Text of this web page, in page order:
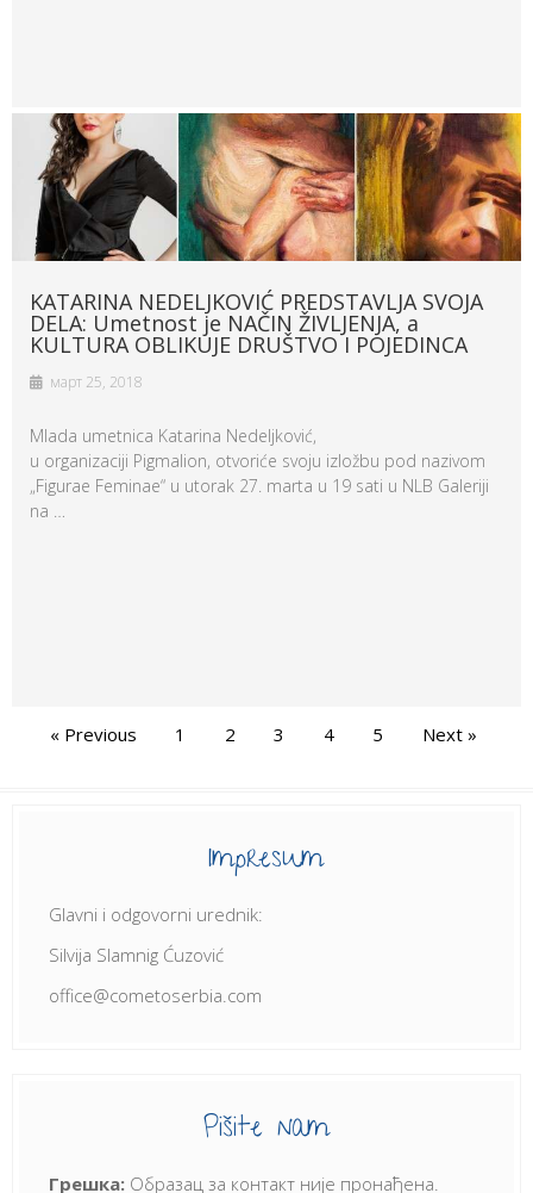
KATARINA NEDELJKOVIĆ PREDSTAVLJA SVOJA
DELA: Umetnost je NAČIN ŽIVLJENJA, a
KULTURA OBLIKUJE DRUŠTVO I POJEDINCA
март 25, 2018
Mlada umetnica Katarina Nedeljković,
u organizaciji Pigmalion, otvoriće svoju izložbu pod nazivom
„Figurae Feminae“ u utorak 27. marta u 19 sati u NLB Galeriji
na …
« Previous 1 2 3 4 5 Next »
Impresum
Glavni i odgovorni urednik:
Silvija Slamnig Ćuzović
office@cometoserbia.com
Pišite nam
Грешка: Образац за контакт није пронађена.